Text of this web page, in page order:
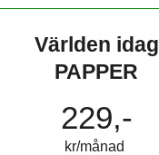
Världen idag
PAPPER
229,-
kr/månad ​​​​​​